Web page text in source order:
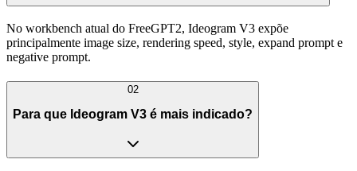
No workbench atual do FreeGPT2, Ideogram V3 expõe
principalmente image size, rendering speed, style, expand prompt e
negative prompt.
02
Para que Ideogram V3 é mais indicado?